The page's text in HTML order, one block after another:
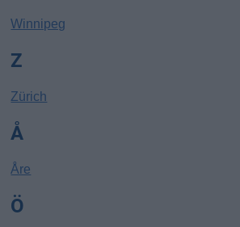
Winnipeg
Z
Zürich
Å
Åre
Ö